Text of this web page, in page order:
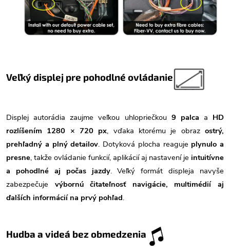
Veľký displej pre pohodlné ovládanie
Displej autorádia zaujme veľkou uhlopriečkou 9 palca a HD
rozlíšením 1280 × 720 px, vďaka ktorému je obrazostrý,
prehľadný a plný detailov. Dotyková plocha reaguje plynulo a
presne, takže ovládanie funkcií, aplikácií aj nastavení je intuitívne
a pohodlné aj počas jazdy. Veľký formát displeja navyše
zabezpečuje výbornú čitateľnosť navigácie, multimédií aj
ďalších informácií na prvý pohľad.
Hudba a videá bez obmedzenia